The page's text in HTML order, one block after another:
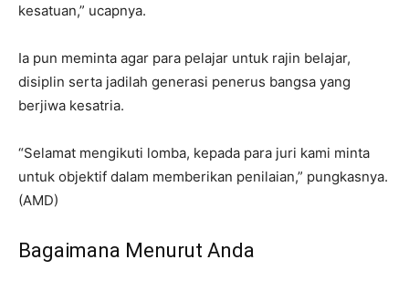
kesatuan,” ucapnya.
Ia pun meminta agar para pelajar untuk rajin belajar,
disiplin serta jadilah generasi penerus bangsa yang
berjiwa kesatria.
“Selamat mengikuti lomba, kepada para juri kami minta
untuk objektif dalam memberikan penilaian,” pungkasnya.
(AMD)
Bagaimana Menurut Anda